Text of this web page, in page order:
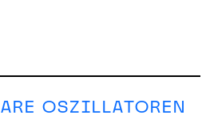
OSZILLATOREN